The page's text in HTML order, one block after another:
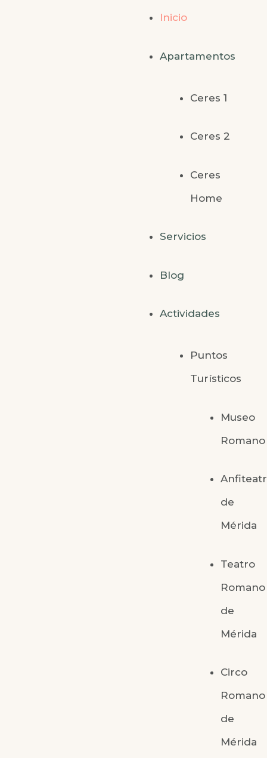
Inicio
Apartamentos
Ceres 1
Ceres 2
Ceres
Home
Servicios
Blog
Actividades
Puntos
Turísticos
Museo
Romano
de
Mérida
Teatro
Romano
de
Mérida
Circo
Romano
de
Mérida